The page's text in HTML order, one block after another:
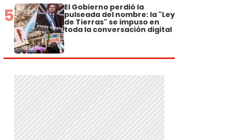
5 El Gobierno perdió la
pulseada del nombre: la "Ley
de Tierras" se impuso en
toda la conversación digital